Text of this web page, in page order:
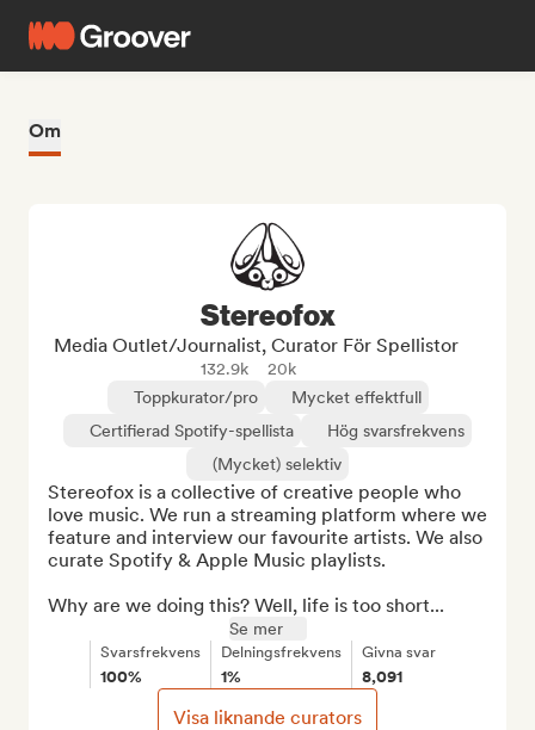
Om
Stereofox
Media Outlet/Journalist, Curator För Spellistor
132.9k
20k
Toppkurator/pro
Mycket effektfull
Certifierad Spotify-spellista
Hög svarsfrekvens
(Mycket) selektiv
Stereofox is a collective of creative people who
love music. We run a streaming platform where we
feature and interview our favourite artists. We also
curate Spotify & Apple Music playlists.
Why are we doing this? Well, life is too short...
Se mer
Svarsfrekvens
100%
Delningsfrekvens
1%
Givna svar
8,091
Visa liknande curators